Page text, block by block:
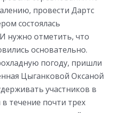
провести Дартс
состоялась
нужно отметить, что
основательно.
погоду, пришли
Цыганковой Оксаной
участников в
течение почти трех